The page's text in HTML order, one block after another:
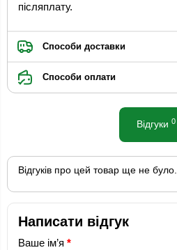
післяплату.
Способи доставки
Способи оплати
Відгуки 0
Відгуків про цей товар ще не було.
Написати відгук
Ваше ім’я